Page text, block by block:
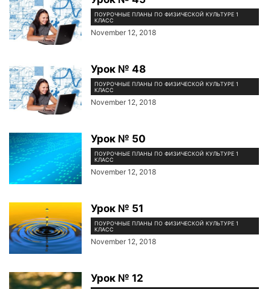
ПОУРОЧНЫЕ ПЛАНЫ ПО ФИЗИЧЕСКОЙ КУЛЬТУРЕ 1
КЛАСС
November 12, 2018
Урок № 48
ПОУРОЧНЫЕ ПЛАНЫ ПО ФИЗИЧЕСКОЙ КУЛЬТУРЕ 1
КЛАСС
November 12, 2018
Урок № 50
ПОУРОЧНЫЕ ПЛАНЫ ПО ФИЗИЧЕСКОЙ КУЛЬТУРЕ 1
КЛАСС
November 12, 2018
Урок № 51
ПОУРОЧНЫЕ ПЛАНЫ ПО ФИЗИЧЕСКОЙ КУЛЬТУРЕ 1
КЛАСС
November 12, 2018
Урок № 12